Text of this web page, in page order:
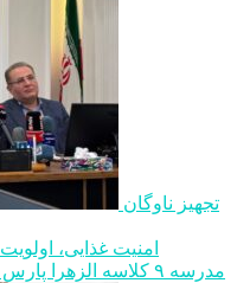
امنیت غذایی،
مدرسه ۹ کلاسه الزهرا پارس آباد مغان به بهره برداری رسید